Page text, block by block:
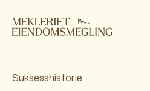
Suksesshistorie